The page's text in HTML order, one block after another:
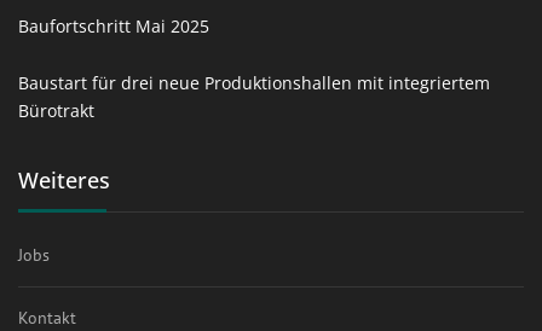
Baufortschritt Mai 2025
Baustart für drei neue Produktionshallen mit integriertem
Bürotrakt
Weiteres
Jobs
Kontakt